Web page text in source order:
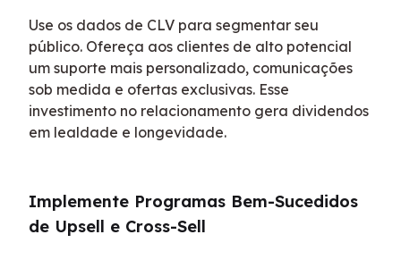
Use os dados de CLV para segmentar seu
público. Ofereça aos clientes de alto potencial
um suporte mais personalizado, comunicações
sob medida e ofertas exclusivas. Esse
investimento no relacionamento gera dividendos
em lealdade e longevidade.
Implemente Programas Bem-Sucedidos
de Upsell e Cross-Sell